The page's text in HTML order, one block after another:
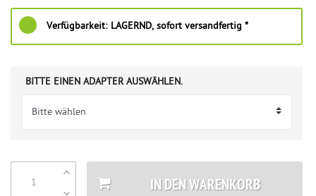
Verfügbarkeit: LAGERND, sofort versandfertig *
BITTE EINEN ADAPTER AUSWÄHLEN.
IN DEN WARENKORB